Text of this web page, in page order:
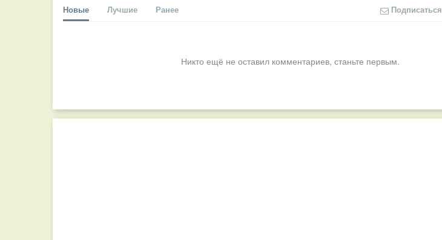
Новые Лучшие Ранее Подписаться
Никто ещё не оставил комментариев, станьте первым.